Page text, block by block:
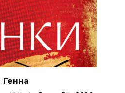
Генна